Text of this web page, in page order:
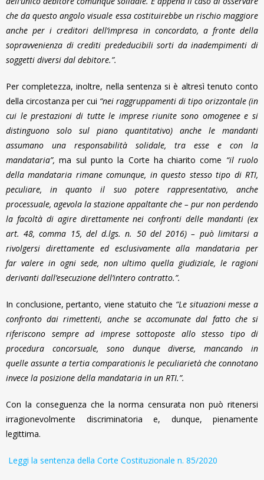
che da questo angolo visuale essa costituirebbe un rischio maggiore
anche per i creditori dell’impresa in concordato, a fronte della
sopravvenienza di crediti prededucibili sorti da inadempimenti di
soggetti diversi dal debitore.”.
Per completezza, inoltre, nella sentenza si è altresì tenuto conto
della circostanza per cui “nei raggruppamenti di tipo orizzontale (in
cui le prestazioni di tutte le imprese riunite sono omogenee e si
distinguono solo sul piano quantitativo) anche le mandanti
assumano una responsabilità solidale, tra esse e con la
mandataria”, ma sul punto la Corte ha chiarito come “il ruolo
della mandataria rimane comunque, in questo stesso tipo di RTI,
peculiare, in quanto il suo potere rappresentativo, anche
processuale, agevola la stazione appaltante che – pur non perdendo
la facoltà di agire direttamente nei confronti delle mandanti (ex
art. 48, comma 15, del d.lgs. n. 50 del 2016) – può limitarsi a
rivolgersi direttamente ed esclusivamente alla mandataria per
far valere in ogni sede, non ultimo quella giudiziale, le ragioni
derivanti dall’esecuzione dell’intero contratto.”.
In conclusione, pertanto, viene statuito che “Le situazioni messe a
confronto dai rimettenti, anche se accomunate dal fatto che si
riferiscono sempre ad imprese sottoposte allo stesso tipo di
procedura concorsuale, sono dunque diverse, mancando in
quelle assunte a tertia comparationis le peculiarietà che connotano
invece la posizione della mandataria in un RTI.”.
Con la conseguenza che la norma censurata non può ritenersi
irragionevolmente discriminatoria e, dunque, pienamente
legittima.
Leggi la sentenza della Corte Costituzionale n. 85/2020